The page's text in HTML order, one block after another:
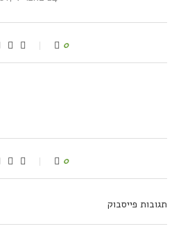
0
0
תגובות פייסבוק